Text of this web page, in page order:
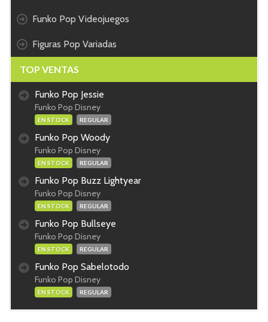
Funko Pop Videojuegos
Figuras Pop Variadas
TOP VENTAS
Funko Pop Jessie
Funko Pop Disney
EN STOCK REGULAR
Funko Pop Woody
Funko Pop Disney
EN STOCK REGULAR
Funko Pop Buzz Lightyear
Funko Pop Disney
EN STOCK REGULAR
Funko Pop Bullseye
Funko Pop Disney
EN STOCK REGULAR
Funko Pop Sabelotodo
Funko Pop Disney
EN STOCK REGULAR